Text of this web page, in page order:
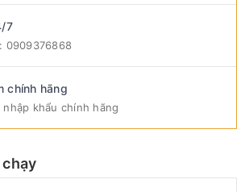
7
0909376868
chính hãng
nhập khẩu chính hãng
chạy